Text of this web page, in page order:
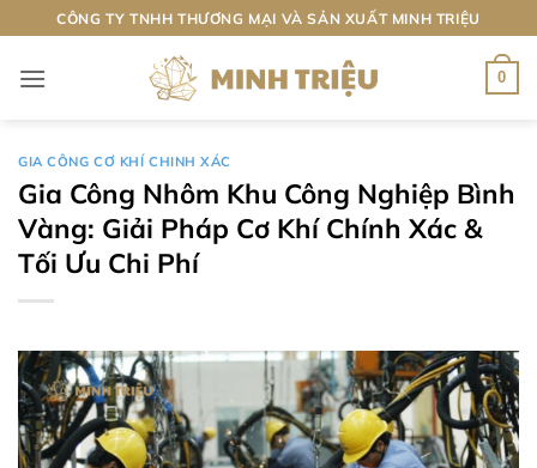
qua
nội
CÔNG TY TNHH THƯƠNG MẠI VÀ SẢN XUẤT MINH TRIỆU
0
GIA CÔNG CƠ KHÍ CHINH XÁC
Gia Công Nhôm Khu Công Nghiệp Bình
Vàng: Giải Pháp Cơ Khí Chính Xác &
Tối Ưu Chi Phí